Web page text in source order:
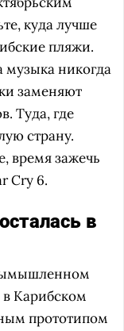
куда лучше
пляжи.
музыка никогда
заменяют
Туда, где
страну.
время зажечь
Cry 6.
в
Карибском
прототипом